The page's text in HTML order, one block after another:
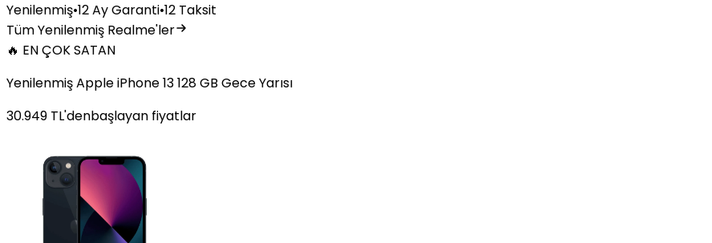
Yenilenmiş•12 Ay Garanti•12 Taksit
Tüm Yenilenmiş Realme'ler
🔥 EN ÇOK SATAN
Yenilenmiş Apple iPhone 13 128 GB Gece Yarısı
30.949 TL'denbaşlayan fiyatlar